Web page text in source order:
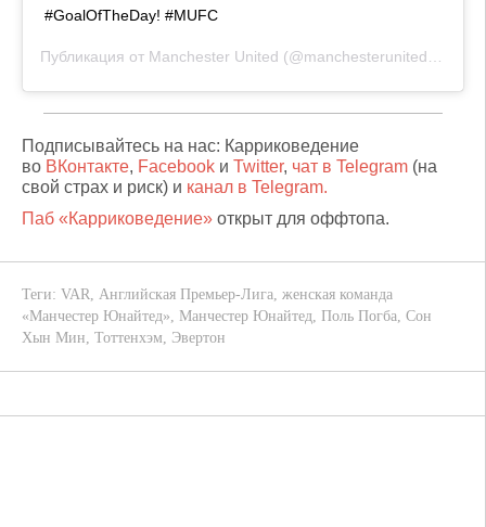
#GoalOfTheDay! #MUFC
Публикация от Manchester United (@manchesterunited)
Подписывайтесь на нас: Карриковедение
во ВКонтакте, Facebook и Twitter, чат в Telegram (на
свой страх и риск) и канал в Telegram.
Паб «Карриковедение» открыт для оффтопа.
Теги: VAR, Английская Премьер-Лига, женская команда
«Манчестер Юнайтед», Манчестер Юнайтед, Поль Погба, Сон
Хын Мин, Тоттенхэм, Эвертон